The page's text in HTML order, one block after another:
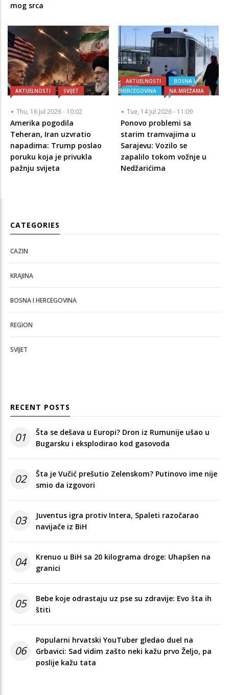
mog srca
AKTUELNOSTI SVIJET
Thu, 16 Jul 2026 - 10:02
Amerika pogodila
Teheran, Iran uzvratio
napadima: Trump poslao
poruku koja je privukla
pažnju svijeta
AKTUELNOSTI
BOSNA I
HERCEGOVINA
NA MREŽAMA
Tue, 14 Jul 2026 - 11:09
Ponovo problemi sa
starim tramvajima u
Sarajevu: Vozilo se
zapalilo tokom vožnje u
Nedžarićima
CATEGORIES
CAZIN
KRAJINA
BOSNA I HERCEGOVINA
REGION
SVIJET
RECENT POSTS
01
Šta se dešava u Europi? Dron iz Rumunije ušao u
Bugarsku i eksplodirao kod gasovoda
02
Šta je Vučić prešutio Zelenskom? Putinovo ime nije
smio da izgovori
03
Juventus igra protiv Intera, Spaleti razočarao
navijače iz BiH
04
Krenuo u BiH sa 20 kilograma droge: Uhapšen na
granici
05
Bebe koje odrastaju uz pse su zdravije: Evo šta ih
štiti
06
Popularni hrvatski YouTuber gledao duel na
Grbavici: Sad vidim zašto neki kažu prvo Željo, pa
poslije kažu tata